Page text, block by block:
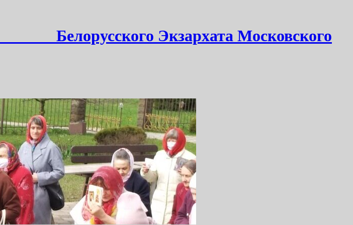
Белорусского Экзархата Московского